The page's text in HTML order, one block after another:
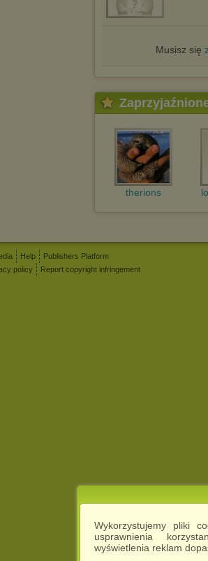
Wykorzystujemy pliki
usprawnienia
wyświetlenia reklam
Musisz się
therions
Help
Publishers Platform
policy Report copyright infringement